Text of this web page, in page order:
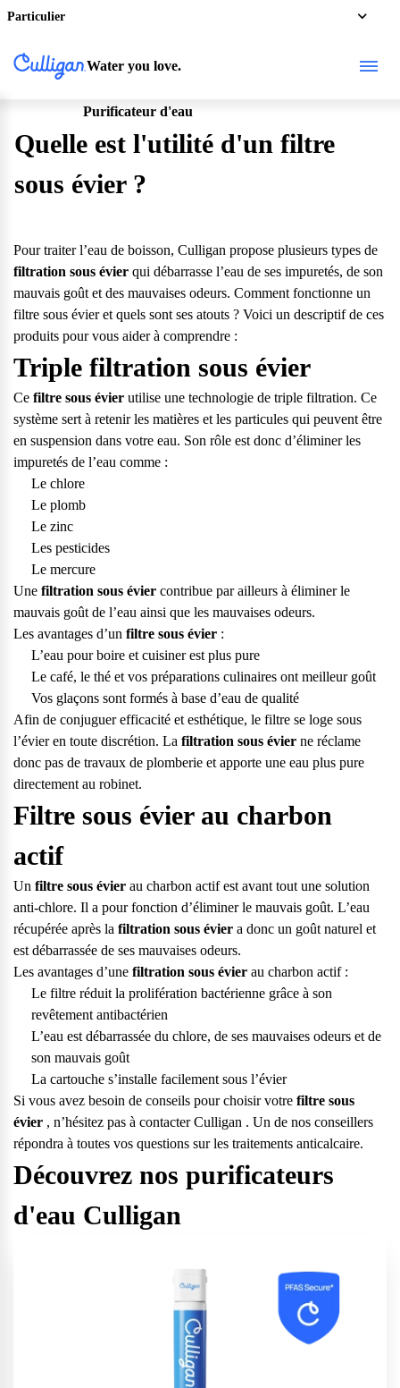
Particulier
Water you love.
Purificateur d'eau
Quelle est l'utilité d'un filtre
sous évier ?
Pour traiterl’eau de boisson, Culligan propose plusieurs types de
filtration sous évier qui débarrasse l’eau de ses impuretés, de son
mauvais goût et des mauvaises odeurs. Comment fonctionne un
filtre sous évieret quels sont ses atouts ? Voici un descriptif de ces
produits pour vous aider à comprendre :
Triple filtration sous évier
Ce filtre sous évier utilise une technologie de triple filtration. Ce
système sert à retenir les matières et les particules qui peuvent être
en suspension dans votre eau. Son rôle est donc d’éliminer les
impuretés de l’eau comme :
Le chlore
Le plomb
Le zinc
Les pesticides
Le mercure
Une filtration sous évier contribue par ailleurs à éliminer le
mauvais goût de l’eau ainsi que les mauvaises odeurs.
Les avantages d’un filtre sous évier :
L’eau pour boire et cuisiner est plus pure
Le café, le thé et vos préparations culinaires ont meilleur goût
Vos glaçons sont formés à base d’eau de qualité
Afin de conjuguer efficacité et esthétique, le filtre se loge sous
l’évier en toute discrétion. La filtration sous évier ne réclame
donc pas de travaux de plomberie et apporte une eau plus pure
directement au robinet.
Filtre sous évier au charbon
actif
Un filtre sous évier au charbon actif est avant tout une solution
anti-chlore. Il a pour fonction d’éliminer le mauvais goût. L’eau
récupérée après la filtration sous évier a donc un goût naturel et
est débarrassée de ses mauvaises odeurs.
Les avantages d’une filtration sous évier au charbon actif :
Le filtre réduit la prolifération bactérienne grâce à son
revêtement antibactérien
L’eau est débarrassée du chlore, de ses mauvaises odeurs et de
son mauvais goût
La cartouche s’installe facilement sous l’évier
Si vous avez besoin de conseils pour choisir votre filtre sous
évier , n’hésitez pas à contacter Culligan . Un de nos conseillers
répondra à toutes vos questions sur les traitements anticalcaire.
Découvrez nos purificateurs
d'eau Culligan
Questions fréquentes
Consultez notre page de FAQ pour trouver toutes les réponses à
vos questions.
Service après-vente
Vous avez des demandes sur l’entretien, le suivi et le dépannage
de votre matériel ? Culligan est là pour vous
Contactez notre service client